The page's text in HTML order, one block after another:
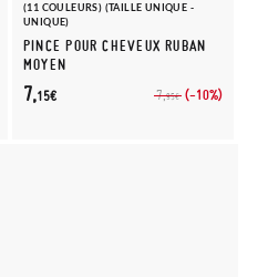
(11 COULEURS) (TAILLE UNIQUE -
UNIQUE)
PINCE POUR CHEVEUX RUBAN
MOYEN
7,95€ (-10%)
7,15€